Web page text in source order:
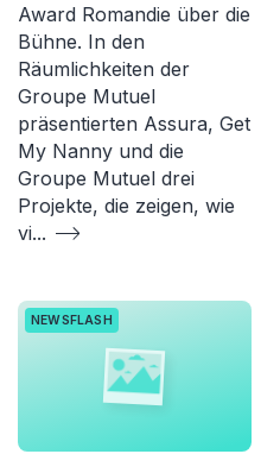
Award Romandie über die
Bühne. In den
Räumlichkeiten der
Groupe Mutuel
präsentierten Assura, Get
My Nanny und die
Groupe Mutuel drei
Projekte, die zeigen, wie
vi...
NEWSFLASH